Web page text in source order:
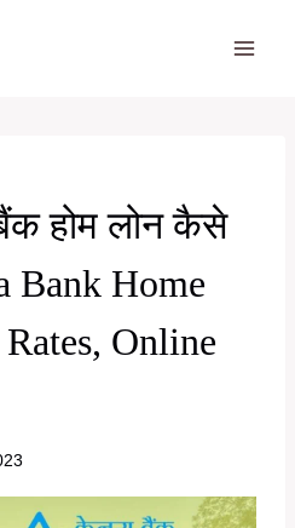
होम लोन कैसे
Bank Home
Online